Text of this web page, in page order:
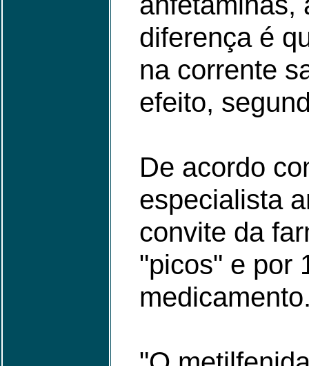
diferença é
na corrente
efeito,
De acordo
especialista
convite da
"picos" e por